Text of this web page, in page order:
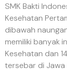
SMK Bakti
Kesehatan
dibawah
memiliki banyak
Kesehatan dan
tersebar di Jawa